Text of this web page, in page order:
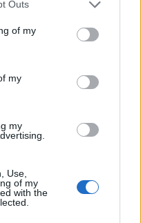
You may click to
its third-party tags to
in below Google
Outs
of my
my
my
Use,
of my
with the
Via della
dei vigili del
impegnate in un